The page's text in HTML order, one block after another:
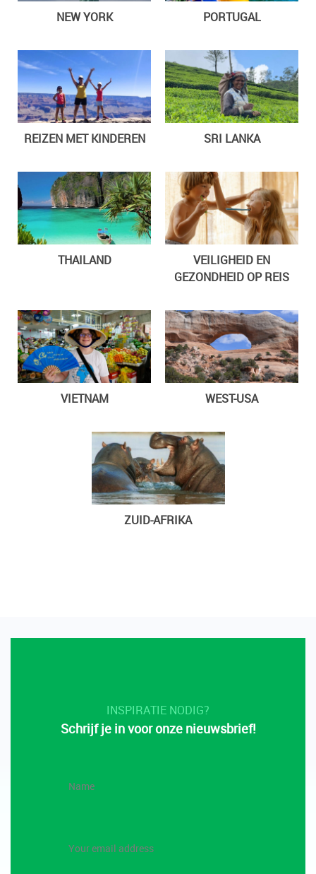
NEW YORK PORTUGAL
REIZEN MET KINDEREN SRI LANKA
THAILAND
VEILIGHEID EN
GEZONDHEID OP REIS
VIETNAM WEST-USA
ZUID-AFRIKA
INSPIRATIE NODIG?
Schrijf je in voor onze nieuwsbrief!